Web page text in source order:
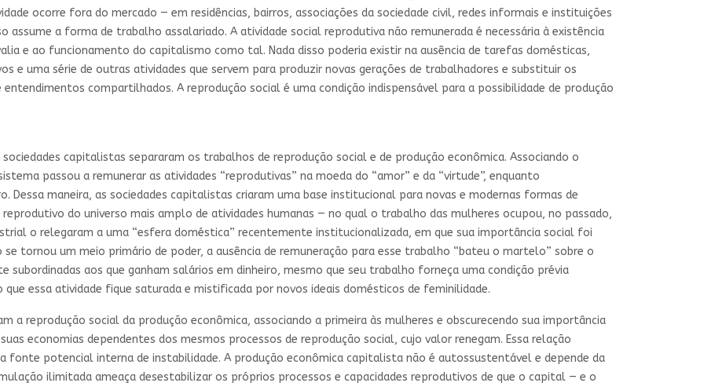
ocorre fora do mercado — em residências, bairros, associações da sociedade civil, redes informais e instituições
assume a forma de trabalho assalariado. A atividade social reprodutiva não remunerada é necessária à existência
e ao funcionamento do capitalismo como tal. Nada disso poderia existir na ausência de tarefas domésticas,
e uma série de outras atividades que servem para produzir novas gerações de trabalhadores e substituir os
compartilhados. A reprodução social é uma condição indispensável para a possibilidade de produção
capitalistas separaram os trabalhos de reprodução social e de produção econômica. Associando o
passou a remunerar as atividades “reprodutivas” na moeda do “amor” e da “virtude”, enquanto
Dessa maneira, as sociedades capitalistas criaram uma base institucional para novas e modernas formas de
do universo mais amplo de atividades humanas — no qual o trabalho das mulheres ocupou, no passado,
o relegaram a uma “esfera doméstica” recentemente institucionalizada, em que sua importância social foi
se tornou um meio primário de poder, a ausência de remuneração para esse trabalho “bateu o martelo” sobre o
aos que ganham salários em dinheiro, mesmo que seu trabalho forneça uma condição prévia
essa atividade fique saturada e mistificada por novos ideais domésticos de feminilidade.
a reprodução social da produção econômica, associando a primeira às mulheres e obscurecendo sua importância
economias dependentes dos mesmos processos de reprodução social, cujo valor renegam. Essa relação
fonte potencial interna de instabilidade. A produção econômica capitalista não é autossustentável e depende da
ilimitada ameaça desestabilizar os próprios processos e capacidades reprodutivos de que o capital — e o